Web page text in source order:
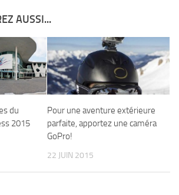
AUSSI...
du
2015
Pour une aventure extérieure
parfaite, apportez une caméra
GoPro!
22 JUIN 2015